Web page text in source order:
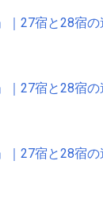
｜27宿と28宿の
｜27宿と28宿の
｜27宿と28宿の